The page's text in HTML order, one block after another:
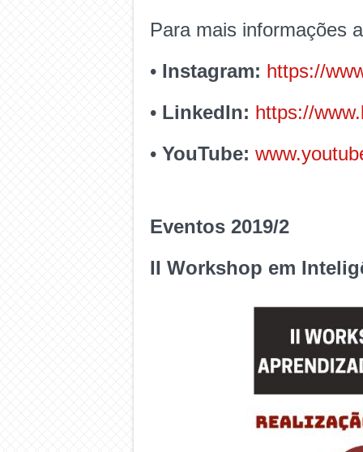
Para mais informações
• Instagram: https://
• LinkedIn: https://
• YouTube:
Eventos 2019/2
II Workshop em